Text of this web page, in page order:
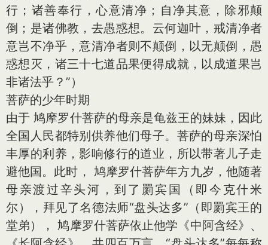
行；诸善奉行，心意清净；自净其意，除邪颠
倒；是诸佛教，去愚惑想。云何迦叶，戒清净者
意岂不净乎，意清净者则不颠倒，以无颠倒，愚
惑想灭，诸三十七道品果便得成就，以成道果岂
非诸法乎？”）
菩萨的少年时期
由于 鸠摩罗什菩萨的母亲是龟兹王的妹妹，因此
全国人民都特别供养他们母子。菩萨的母亲深怕
丰厚的利养，影响修行的道业，所以带著儿子走
避他国。此时， 鸠摩罗什菩萨年方九岁，他随著
母亲渡过辛头河，到了罽宾国（即今克什米
尔），拜见了名德法师“盘头达多”（即罽宾王的
堂弟）， 鸠摩罗什菩萨依止他学《中阿含经》、